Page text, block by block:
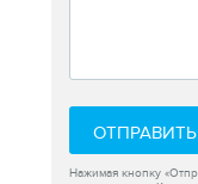
Нажимая кнопку